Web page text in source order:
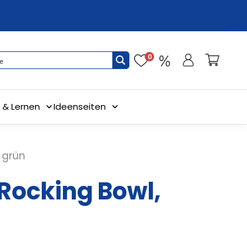
0
Lernen Ideenseiten
Bowl,